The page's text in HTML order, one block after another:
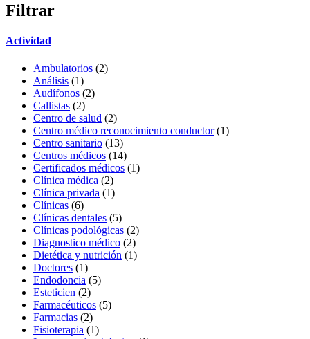
Filtrar
Actividad
Ambulatorios (2)
Análisis (1)
Audífonos (2)
Callistas (2)
Centro de salud (2)
Centro médico reconocimiento conductor(1)
Centro sanitario (13)
Centros médicos (14)
Certificados médicos (1)
Clínica médica (2)
Clínica privada (1)
Clínicas (6)
Clínicas dentales (5)
Clínicas podológicas (2)
Diagnostico médico (2)
Dietética y nutrición (1)
Doctores (1)
Endodoncia (5)
Esteticien (2)
Farmacéuticos (5)
Farmacias (2)
Fisioterapia (1)